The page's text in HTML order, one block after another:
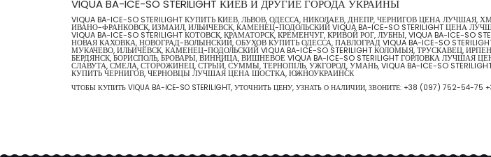
VIQUA BA-ICE-SO STERILIGHT КИЕВ И ДРУГИЕ ГОРОДА УКРАИНЫ
VIQUA BA-ICE-SO STERILIGHT КУПИТЬ КИЕВ, ЛЬВОВ, ОДЕССА, НИКОЛАЕВ, ДНЕПР, ЧЕРНИГОВ ЦЕНА
ИВАНО-ФРАНКОВСК, ИЗМАИЛ, ИЛЬИЧЕВСК, КАМЕНЕЦ-ПОДОЛЬСКИЙ VIQUA BA-ICE-SO STERILIGHT ЦЕНА
VIQUA BA-ICE-SO STERILIGHT КОТОВСК, КРАМАТОРСК, КРЕМЕНЧУГ, КРИВОЙ РОГ, ЛУБНЫ, VIQUA BA-ICE-
НОВАЯ КАХОВКА, НОВОГРАД-ВОЛЫНСКИЙ, ОБУХОВ КУПИТЬ ОДЕССА, ПАВЛОГРАД VIQUA BA-ICE-SO
МУКАЧЕВО, ИЛЬИЧЁВСК, КАМЕНЕЦ-ПОДОЛЬСКИЙ VIQUA BA-ICE-SO STERILIGHT КОЛОМЫЯ, ТРУСКАВЕЦ,
БЕРДЯНСК, БОРИСПОЛЬ, БРОВАРЫ, ВИННИЦА, ВИШНЕВОЕ VIQUA BA-ICE-SO STERILIGHT ГОРЛОВКА
СЛАВУТА, СМЕЛА, СТОРОЖИНЕЦ, СТРЫЙ, СУММЫ, ТЕРНОПІЛЬ, УЖГОРОД, УМАНЬ, VIQUA BA-ICE-SO
КУПИТЬ ЧЕРНИГОВ, ЧЕРНОВЦЫ ЛУЧШАЯ ЦЕНА ШОСТКА, ЮЖНОУКРАИНСК
ЧТОБЫ КУПИТЬ VIQUA BA-ICE-SO STERILIGHT, УТОЧНИТЬ ЦЕНУ, УЗНАТЬ О НАЛИЧИИ, ЗВОНИТЕ: +38 (097) 752-54-75